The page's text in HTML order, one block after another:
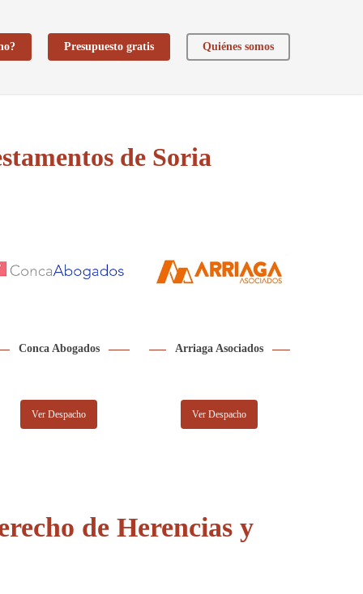
Presupuesto gratis Quiénes somos
de Soria
Conca Abogados
Ver Despacho
Arriaga Asociados
Ver Despacho
de Herencias y